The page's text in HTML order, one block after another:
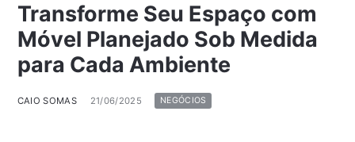
Transforme Seu Espaço com
Móvel Planejado Sob Medida
para Cada Ambiente
CAIO SOMAS 21/06/2025 NEGÓCIOS